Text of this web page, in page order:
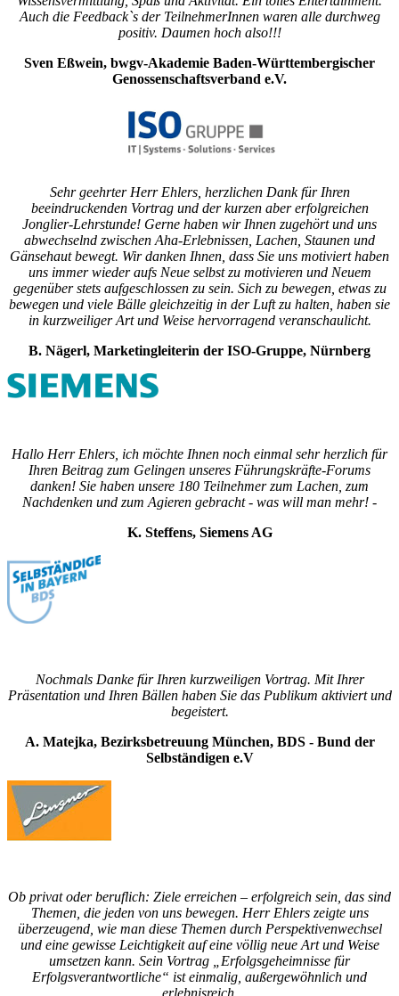
Auch die Feedback`s der TeilnehmerInnen waren alle durchweg
positiv. Daumen hoch also!!!
Sven Eßwein, bwgv-Akademie Baden-Württembergischer
Genossenschaftsverband e.V.
Sehr geehrter Herr Ehlers, herzlichen Dank für Ihren
beeindruckenden Vortrag und der kurzen aber erfolgreichen
Jonglier-Lehrstunde! Gerne haben wir Ihnen zugehört und uns
abwechselnd zwischen Aha-Erlebnissen, Lachen, Staunen und
Gänsehaut bewegt. Wir danken Ihnen, dass Sie uns motiviert haben
uns immer wieder aufs Neue selbst zu motivieren und Neuem
gegenüber stets aufgeschlossen zu sein. Sich zu bewegen, etwas zu
bewegen und viele Bälle gleichzeitig in der Luft zu halten, haben sie
in kurzweiliger Art und Weise hervorragend veranschaulicht.
B. Nägerl, Marketingleiterin der ISO-Gruppe, Nürnberg
Hallo Herr Ehlers, ich möchte Ihnen noch einmal sehr herzlich für
Ihren Beitrag zum Gelingen unseres Führungskräfte-Forums
danken! Sie haben unsere 180 Teilnehmer zum Lachen, zum
Nachdenken und zum Agieren gebracht - was will man mehr! -
K. Steffens, Siemens AG
Nochmals Danke für Ihren kurzweiligen Vortrag. Mit Ihrer
Präsentation und Ihren Bällen haben Sie das Publikum aktiviert und
begeistert.
A. Matejka, Bezirksbetreuung München, BDS - Bund der
Selbständigen e.V
Ob privat oder beruflich: Ziele erreichen – erfolgreich sein, das sind
Themen, die jeden von uns bewegen. Herr Ehlers zeigte uns
überzeugend, wie man diese Themen durch Perspektivenwechsel
und eine gewisse Leichtigkeit auf eine völlig neue Art und Weise
umsetzen kann. Sein Vortrag „Erfolgsgeheimnisse für
Erfolgsverantwortliche“ ist einmalig, außergewöhnlich und
erlebnisreich.